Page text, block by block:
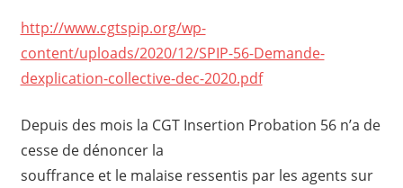
http://www.cgtspip.org/wp-
content/uploads/2020/12/SPIP-56-Demande-
dexplication-collective-dec-2020.pdf
Depuis des mois la CGT Insertion Probation 56 n’a de
cesse de dénoncer la
souffrance et le malaise ressentis par les agents sur